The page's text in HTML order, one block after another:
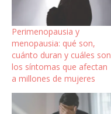
Perimenopausia y
menopausia: qué son,
cuánto duran y cuáles son
los síntomas que afectan
a millones de mujeres